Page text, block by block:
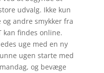
udvalg. Ikke kun
andre smykker fra
kan findes online.
uge med en ny
ugen starte med
og bevæge